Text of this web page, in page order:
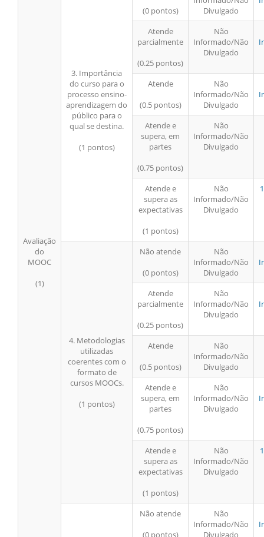
Avaliação
do
MOOC
(1)
3. Importância
do curso para o
processo ensino-
aprendizagem do
público para o
qual se destina.
(1 pontos)
(0 pontos)
Divulgado
Atende
parcialmente
(0.25 pontos)
Não
Informado/Não
Divulgado
Atende
(0.5 pontos)
Não
Informado/Não
Divulgado
Atende e
supera, em
partes
(0.75 pontos)
Não
Informado/Não
Divulgado
Atende e
supera as
expectativas
(1 pontos)
Não
Informado/Não
Divulgado
4. Metodologias
utilizadas
coerentes com o
formato de
cursos MOOCs.
(1 pontos)
Não atende
(0 pontos)
Não
Informado/Não
Divulgado
Atende
parcialmente
(0.25 pontos)
Não
Informado/Não
Divulgado
Atende
(0.5 pontos)
Não
Informado/Não
Divulgado
Atende e
supera, em
partes
(0.75 pontos)
Não
Informado/Não
Divulgado
Atende e
supera as
expectativas
(1 pontos)
Não
Informado/Não
Divulgado
Não atende
(0 pontos)
Não
Informado/Não
Divulgado